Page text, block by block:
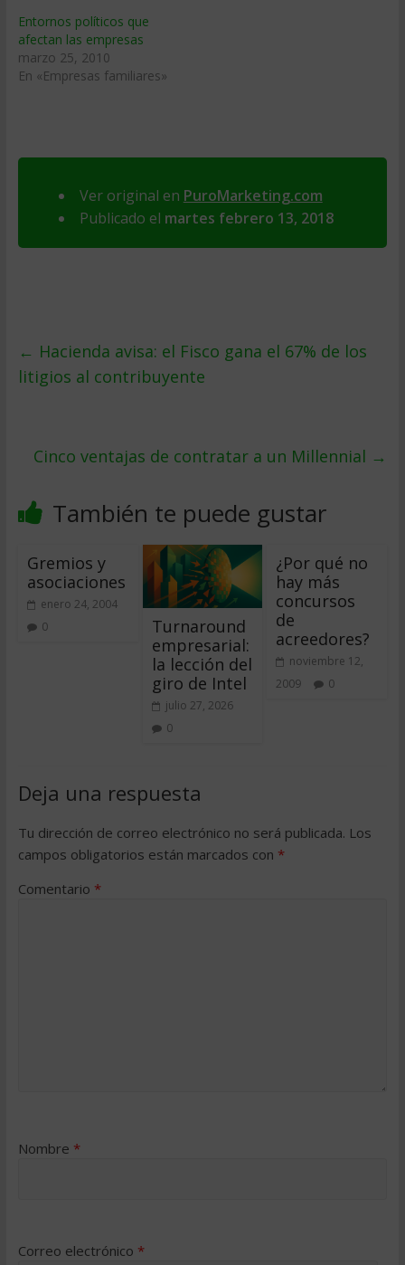
Entornos políticos que
afectan las empresas
marzo 25, 2010
En «Empresas familiares»
Ver original en PuroMarketing.com
Publicado el martes febrero 13, 2018
← Hacienda avisa: el Fisco gana el 67% de los
litigios al contribuyente
Cinco ventajas de contratar a un Millennial →
También te puede gustar
Gremios y
asociaciones
enero 24, 2004
0
Turnaround
empresarial:
la lección del
giro de Intel
julio 27, 2026
0
¿Por qué no
hay más
concursos
de
acreedores?
noviembre 12,
2009
0
Deja una respuesta
Tu dirección de correo electrónico no será publicada. Los
campos obligatorios están marcados con *
Comentario *
Nombre *
Correo electrónico *